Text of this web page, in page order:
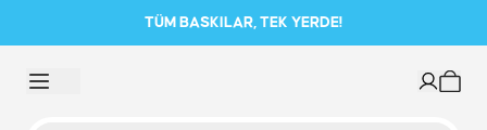
TÜM BASKILAR, TEK YERDE!